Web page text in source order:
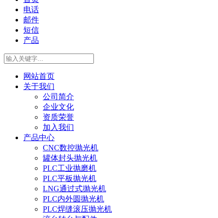
电话
邮件
短信
产品
网站首页
关于我们
公司简介
企业文化
资质荣誉
加入我们
产品中心
CNC数控抛光机
罐体封头抛光机
PLC工业抛磨机
PLC平板抛光机
LNG通过式抛光机
PLC内外圆抛光机
PLC焊缝滚压抛光机